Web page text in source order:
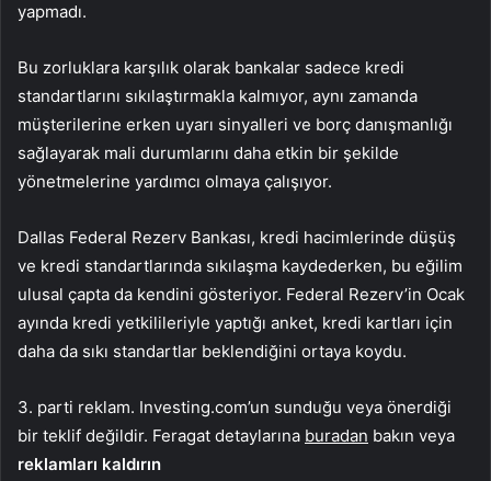
yapmadı.
Bu zorluklara karşılık olarak bankalar sadece kredi
standartlarını sıkılaştırmakla kalmıyor, aynı zamanda
müşterilerine erken uyarı sinyalleri ve borç danışmanlığı
sağlayarak mali durumlarını daha etkin bir şekilde
yönetmelerine yardımcı olmaya çalışıyor.
Dallas Federal Rezerv Bankası, kredi hacimlerinde düşüş
ve kredi standartlarında sıkılaşma kaydederken, bu eğilim
ulusal çapta da kendini gösteriyor. Federal Rezerv’in Ocak
ayında kredi yetkilileriyle yaptığı anket, kredi kartları için
daha da sıkı standartlar beklendiğini ortaya koydu.
3. parti reklam. Investing.com’un sunduğu veya önerdiği
bir teklif değildir. Feragat detaylarına buradan bakın veya
reklamları kaldırın